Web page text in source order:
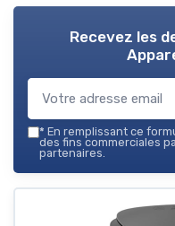
Recevez les
* En remplissant ce
des fins commerciales
partenaires.